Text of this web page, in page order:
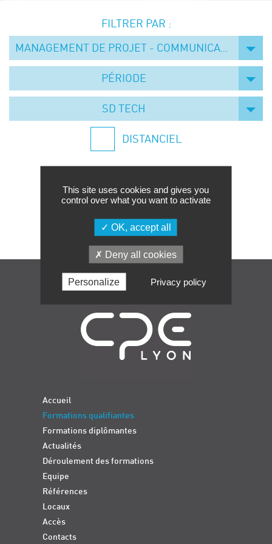
Symposium on Chain Transfer Catalysis for
sustainability – September 15 and 16, 2026
FRENCH-CHINESE CONFERENCE ON GREEN
Contacts
FILTRER PAR :
MANAGEMENT DE PROJET - COMMUNICATION
PÉRIODE
SD TECH
DISTANCIEL
Navigation
Accueil
Formations qualifiantes
Formations diplômantes
Actualités
Déroulement des formations
Equipe
Références
Locaux
Accès
Contacts
This site uses cookies and gives you
control over what you want to activate
OK, accept all
Deny all cookies
Personalize Privacy policy